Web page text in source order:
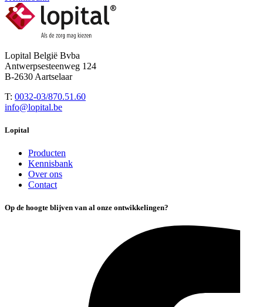
Lopital België Bvba
Antwerpsesteenweg 124
B-2630 Aartselaar
T: 0032-03/870.51.60
info@lopital.be
Lopital
Producten
Kennisbank
Over ons
Contact
Op de hoogte blijven van al onze ontwikkelingen?